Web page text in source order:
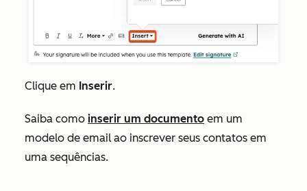
Clique em Inserir.
Saiba como inserir um documento em um
modelo de email ao inscrever seus contatos em
uma sequências.